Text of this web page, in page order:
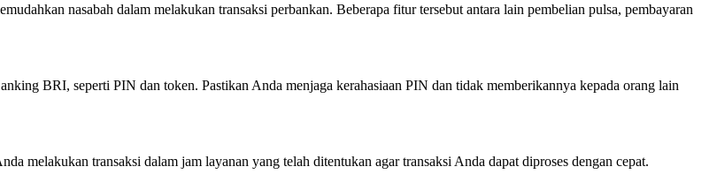
nasabah dalam melakukan transaksi perbankan. Beberapa fitur tersebut antara lain pembelian pulsa, pembayaran
BRI, seperti PIN dan token. Pastikan Anda menjaga kerahasiaan PIN dan tidak memberikannya kepada orang lain
melakukan transaksi dalam jam layanan yang telah ditentukan agar transaksi Anda dapat diproses dengan cepat.